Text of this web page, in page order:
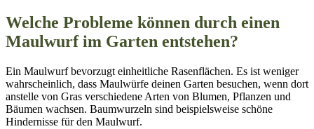
Welche Probleme können durch einen
Maulwurf im Garten entstehen?
Ein Maulwurf bevorzugt einheitliche Rasenflächen. Es ist weniger
wahrscheinlich, dass Maulwürfe deinen Garten besuchen, wenn dort
anstelle von Gras verschiedene Arten von Blumen, Pflanzen und
Bäumen wachsen. Baumwurzeln sind beispielsweise schöne
Hindernisse für den Maulwurf.